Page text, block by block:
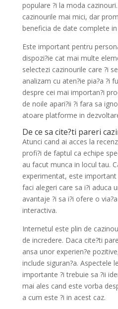
populare ?i la moda
cazinourile mai mici, dar
beneficia de date complete
Este important pentru
dispozi?ie cat mai multe
selectezi cazinourile care ?i
analizam cu aten?ie pia?a ?i
despre cei mai importan?i
de noile apari?ii ?i fara sa
atoare platforme in
De ce sa cite?ti pareri
Atunci cand ai acces la
profi?i de faptul ca echipe
au facut munca in locul tau.
experimentat, este important
faci alegeri care sa i?i aduca
avantaje ?i sa i?i ofere o
interactiva.
Internetul este plin de
de incredere. Daca cite?ti
ansa unor experien?e
include siguran?a. Aspectele
importante ?i trebuie sa ?ii
mai ales cand este vorba
a cum este ?i in acest caz.